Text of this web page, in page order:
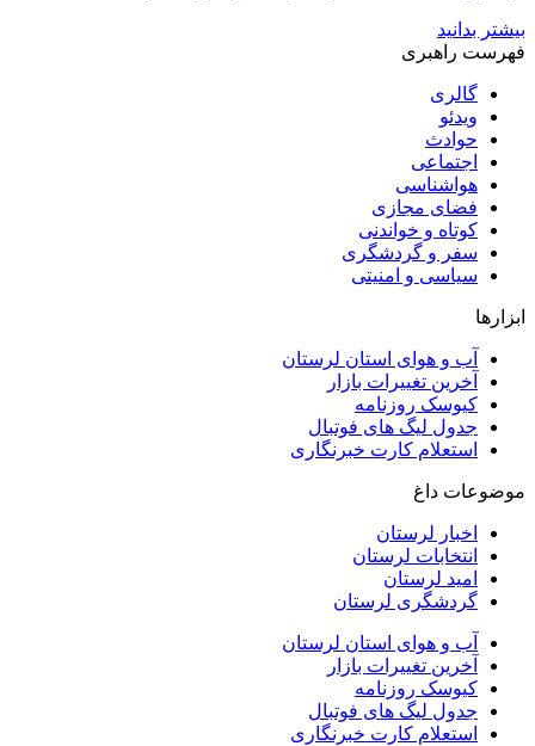
بیشتر بدانید
فهرست راهبری
گالری
ویدئو
حوادث
اجتماعی
هواشناسی
فضای مجازی
کوتاه و خواندنی
سفر و گردشگری
سیاسی و امنیتی
ابزارها
آب و هوای استان لرستان
آخرین تغییرات بازار
کیوسک روزنامه
جدول لیگ های فوتبال
استعلام کارت خبرنگاری
موضوعات داغ
اخبار لرستان
انتخابات لرستان
امید لرستان
گردشگری لرستان
آب و هوای استان لرستان
آخرین تغییرات بازار
کیوسک روزنامه
جدول لیگ های فوتبال
استعلام کارت خبرنگاری